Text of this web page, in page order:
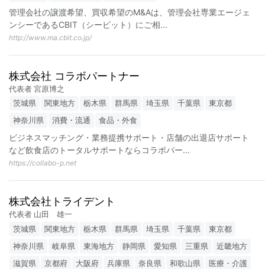
管理会社の譲渡希望、買収希望のM&Aは、管理会社専業エージェ
ンシーであるCBIT（シービット）にご相...
http://www.ma.cbit.co.jp/
株式会社 コラボパートナー
代表者 宮原博之
茨城県
関東地方 栃木県 群馬県 埼玉県 千葉県
東京都
神奈川県
消費・流通 食品・外食
ビジネスマッチング・業務提携サポート・店舗の出退店サポート
など飲食店のトータルサポートならコラボパー...
https://collabo-p.net
株式会社トライデント
代表者 山田 雄一
茨城県
関東地方 栃木県 群馬県 埼玉県 千葉県
東京都
神奈川県
岐阜県 東海地方 静岡県 愛知県 三重県
近畿地方
滋賀県
京都府 大阪府 兵庫県 奈良県 和歌山県
医療・介護